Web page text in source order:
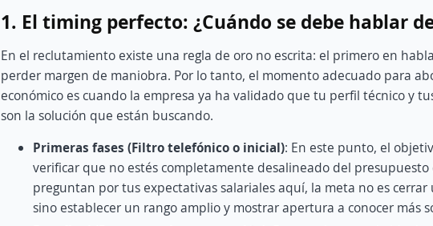
1. El timing perfecto: ¿Cuándo se debe hablar
En el reclutamiento existe una regla de oro no escrita: el primero en
perder margen de maniobra. Por lo tanto, el momento adecuado para
económico es cuando la empresa ya ha validado que tu perfil técnico y
son la solución que están buscando.
Primeras fases (Filtro telefónico o inicial): En este punto, el
verificar que no estés completamente desalineado del presupuesto
preguntan por tus expectativas salariales aquí, la meta no es
sino establecer un rango amplio y mostrar apertura a conocer más